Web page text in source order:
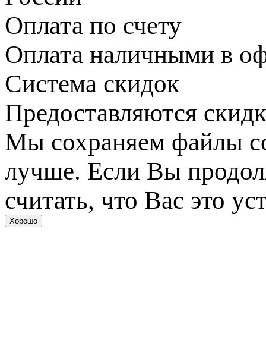
Оплата по счету
Оплата наличными в
Система скидок
Предоставляются
Мы сохраняем файлы
лучше. Если Вы
считать, что Вас это
Хорошо